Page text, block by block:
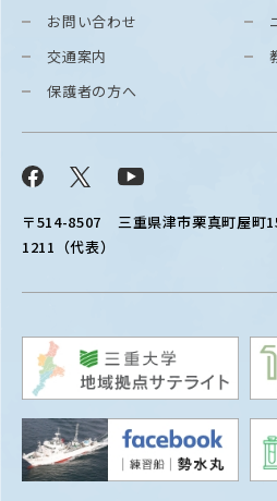
〒514-8507 三重県津市栗真町屋町
1211（代表）
お問い合わせ
交通案内
保護者の方へ
Facebook